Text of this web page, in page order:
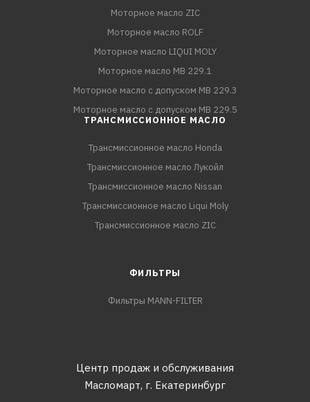
Моторное масло ZIC
Моторное масло ROLF
Моторное масло LIQUI MOLY
Моторное масло MB 229.1
Моторное масло с допуском MB 229.3
Моторное масло с допуском MB 229.5
ТРАНСМИССИОННОЕ МАСЛО
Трансмиссионное масло Honda
Трансмиссионное масло Лукойл
Трансмиссионное масло Nissan
Трансмиссионное масло Liqui Moly
Трансмиссионное масло ZIC
ФИЛЬТРЫ
Фильтры MANN-FILTER
Центр продаж и обслуживания
Масломарт, г. Екатеринбург